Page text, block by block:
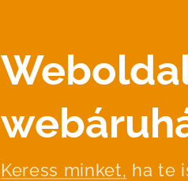
Keress minket, ha te